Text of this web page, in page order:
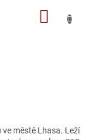
městě Lhasa. Leží